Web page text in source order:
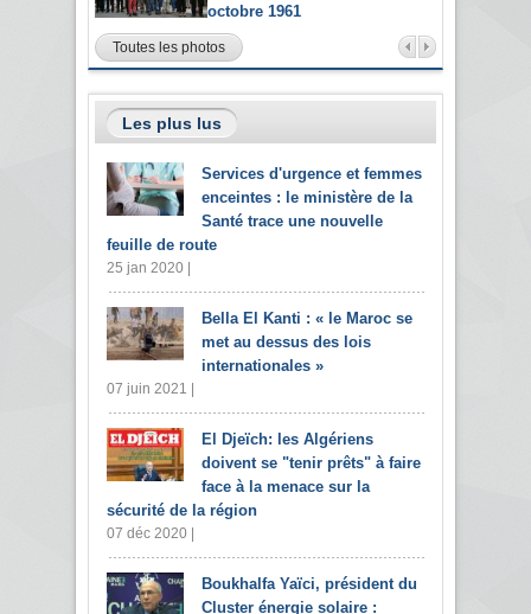
octobre 1961
Toutes les photos
Les plus lus
Services d'urgence et femmes
enceintes : le ministère de la
Santé trace une nouvelle
feuille de route
25 jan 2020 |
Bella El Kanti : « le Maroc se
met au dessus des lois
internationales »
07 juin 2021 |
El Djeïch: les Algériens
doivent se "tenir prêts" à faire
face à la menace sur la
sécurité de la région
07 déc 2020 |
Boukhalfa Yaïci, président du
Cluster énergie solaire :